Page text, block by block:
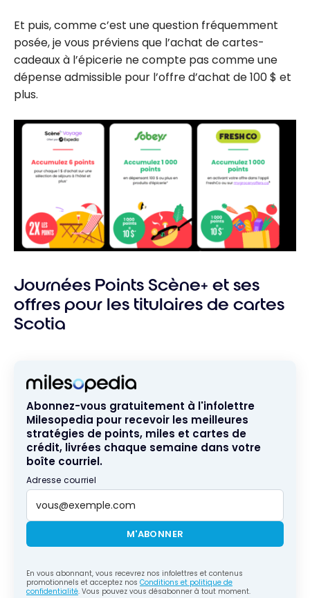
Et puis, comme c’est une question fréquemment
posée, je vous préviens que l’achat de cartes-
cadeaux à l’épicerie ne compte pas comme une
dépense admissible pour l’offre d’achat de 100 $ et
plus.
Journées Points Scène+ et ses
offres pour les titulaires de cartes
Scotia
Abonnez-vous gratuitement à l'infolettre
Milesopedia pour recevoir les meilleures
stratégies de points, miles et cartes de
crédit, livrées chaque semaine dans votre
boîte courriel.
Adresse courriel
M'ABONNER
En vous abonnant, vous recevrez nos infolettres et contenus
promotionnels et acceptez nos Conditions et politique de
confidentialité. Vous pouvez vous désabonner à tout moment.